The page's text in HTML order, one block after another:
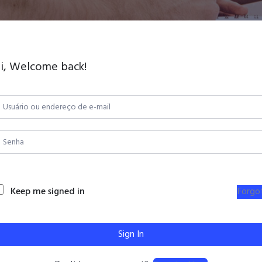
Welcome back!
Keep me signed in
Sign In